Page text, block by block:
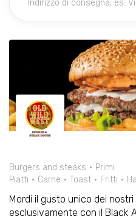
Burgers and steaks
Primi
Piatti
Carne Toast Fritti
Mordi il gusto unico dei
esclusivamente con il Black